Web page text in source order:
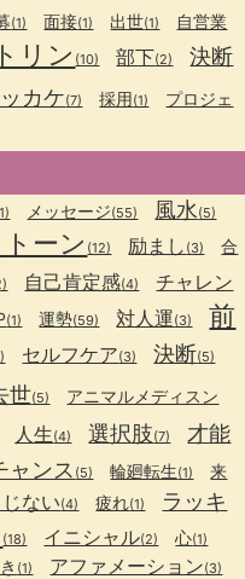
(1) 面接(1) 出世(1) 自営業
リン (10) 部下(2) 決断
カケ(7) 採用(1)
プロジェ
メッセージ(55) 風水(5)
ーン (12) 励まし (3)
合
自己肯定感(4)
チャレン
(1) 運勢(59) 対人運(3)
前
セルフケア(3) 決断(5)
世(5) アニマルメディスン
人生(4) 選択肢(7) 才能
ャンス (5) 輪廻転生(1)
来
ない(4) 疲れ(1)
ラッキ
(18) イニシャル(2) 心(1)
(1) アファメーション(3)